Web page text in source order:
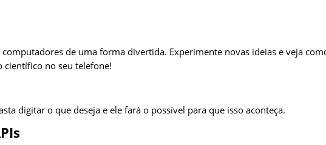
de uma forma divertida. Experimente novas ideias e veja
no seu telefone!
digitar o que deseja e ele fará o possível para que isso aconteça.